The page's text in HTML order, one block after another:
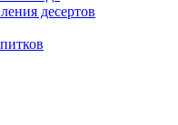
десертов